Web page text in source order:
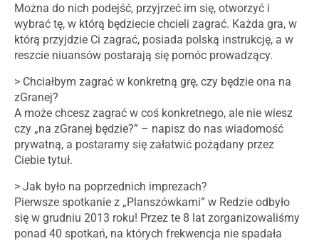
Można do nich podejść, przyjrzeć im się, otworzyć i
wybrać tę, w którą będziecie chcieli zagrać. Każda gra, w
którą przyjdzie Ci zagrać, posiada polską instrukcję, a w
reszcie niuansów postarają się pomóc prowadzący.
> Chciałbym zagrać w konkretną grę, czy będzie ona na
zGranej?
A może chcesz zagrać w coś konkretnego, ale nie wiesz
czy „na zGranej będzie?” – napisz do nas wiadomość
prywatną, a postaramy się załatwić pożądany przez
Ciebie tytuł.
> Jak było na poprzednich imprezach?
Pierwsze spotkanie z „Planszówkami” w Redzie odbyło
się w grudniu 2013 roku! Przez te 8 lat zorganizowaliśmy
ponad 40 spotkań, na których frekwencja nie spadała